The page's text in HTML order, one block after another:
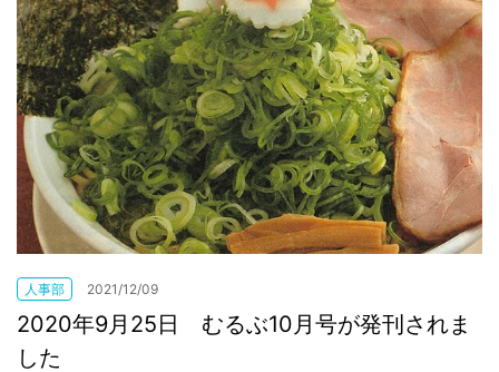
人事部 2021/12/09
2020年9月25日 むるぶ10月号が発刊されま
した